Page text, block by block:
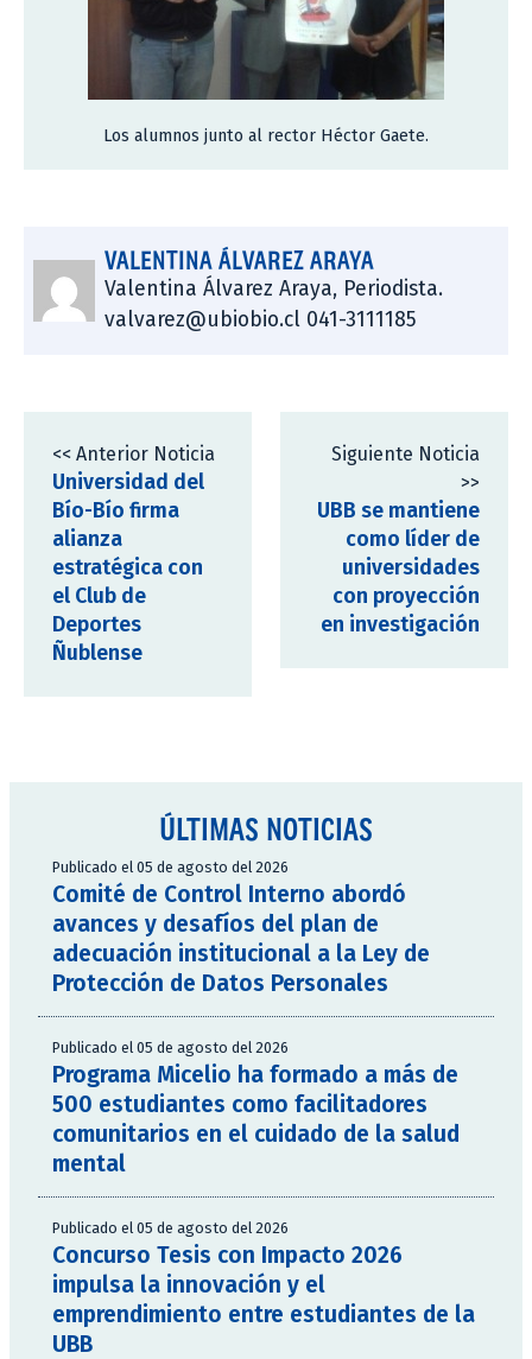
Los alumnos junto al rector Héctor Gaete.
VALENTINA ÁLVAREZ ARAYA
Valentina Álvarez Araya, Periodista.
valvarez@ubiobio.cl 041-3111185
<< Anterior Noticia
Universidad del
Bío-Bío firma
alianza
estratégica con
el Club de
Deportes
Ñublense
Siguiente Noticia
>>
UBB se mantiene
como líder de
universidades
con proyección
en investigación
ÚLTIMAS NOTICIAS
Publicado el 05 de agosto del 2026
Comité de Control Interno abordó
avances y desafíos del plan de
adecuación institucional a la Ley de
Protección de Datos Personales
Publicado el 05 de agosto del 2026
Programa Micelio ha formado a más de
500 estudiantes como facilitadores
comunitarios en el cuidado de la salud
mental
Publicado el 05 de agosto del 2026
Concurso Tesis con Impacto 2026
impulsa la innovación y el
emprendimiento entre estudiantes de la
UBB